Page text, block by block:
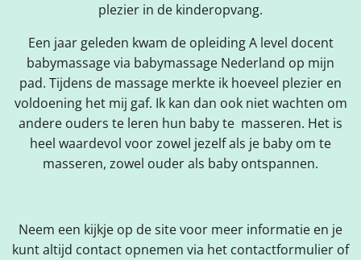
plezier in de kinderopvang.
Een jaar geleden kwam de opleiding A level docent
babymassage via babymassage Nederland op mijn
pad. Tijdens de massage merkte ik hoeveel plezier en
voldoening het mij gaf. Ik kan dan ook niet wachten om
andere ouders te leren hun baby te masseren. Het is
heel waardevol voor zowel jezelf als je baby om te
masseren, zowel ouder als baby ontspannen.
Neem een kijkje op de site voor meer informatie en je
kunt altijd contact opnemen via het contactformulier of